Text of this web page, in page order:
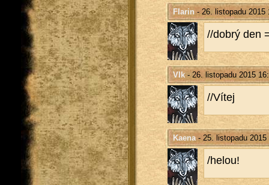
Flarin- 26. listopadu 2015
//dobrý den
Vlk- 26. listopadu 2015
//Vítej
Kaena- 25. listopadu 2015
/helou!